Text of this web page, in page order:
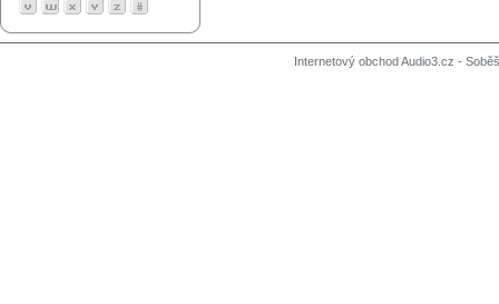
Internetový obchod Audio3.cz -